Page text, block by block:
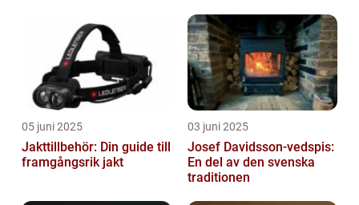
05 juni 2025
Jakttillbehör: Din guide till
framgångsrik jakt
03 juni 2025
Josef Davidsson-vedspis:
En del av den svenska
traditionen